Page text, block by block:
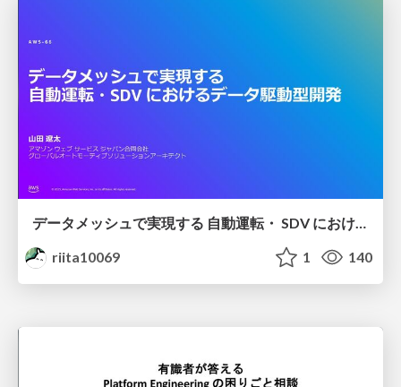
データメッシュで実現する 自動運転・ SDV におけるデータ駆動型開発 / Data Mesh for Data Driven Development
riita10069
1 140